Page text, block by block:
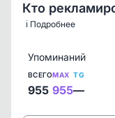
Кто
ℹ️ Подробнее
Упоминаний
ВСЕГО
955
MAX
955
TG
—